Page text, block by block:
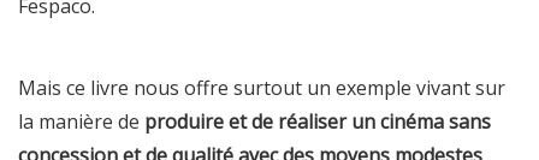
Fespaco.
Mais ce livre nous offre surtout un exemple vivant sur
la manière de produire et de réaliser un cinéma sans